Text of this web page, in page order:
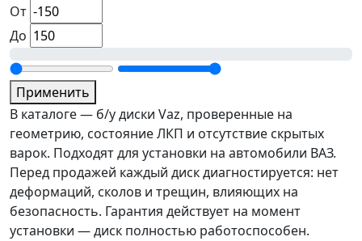
От
До
Применить
В каталоге — б/у диски Vaz, проверенные на
геометрию, состояние ЛКП и отсутствие скрытых
варок. Подходят для установки на автомобили ВАЗ.
Перед продажей каждый диск диагностируется: нет
деформаций, сколов и трещин, влияющих на
безопасность. Гарантия действует на момент
установки — диск полностью работоспособен.